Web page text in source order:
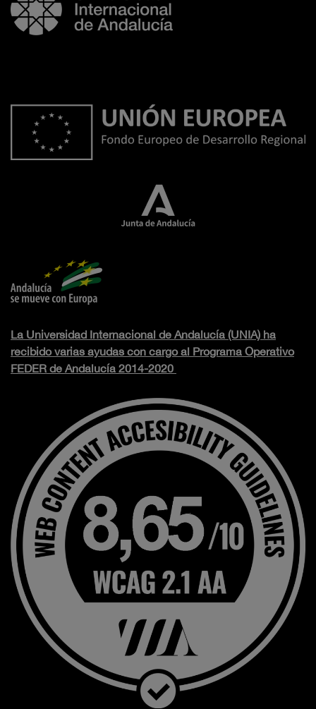
La Universidad Internacional de Andalucía (UNIA) ha
recibido varias ayudas con cargo al Programa Operativo
FEDER de Andalucía 2014-2020